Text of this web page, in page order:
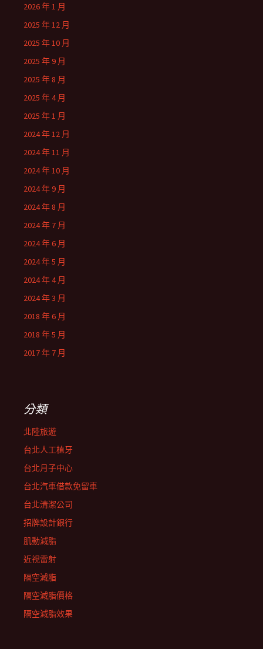
2026 年 1 月
2025 年 12 月
2025 年 10 月
2025 年 9 月
2025 年 8 月
2025 年 4 月
2025 年 1 月
2024 年 12 月
2024 年 11 月
2024 年 10 月
2024 年 9 月
2024 年 8 月
2024 年 7 月
2024 年 6 月
2024 年 5 月
2024 年 4 月
2024 年 3 月
2018 年 6 月
2018 年 5 月
2017 年 7 月
分類
北陸旅遊
台北人工植牙
台北月子中心
台北汽車借款免留車
台北清潔公司
招牌設計銀行
肌動減脂
近視雷射
隔空減脂
隔空減脂價格
隔空減脂效果